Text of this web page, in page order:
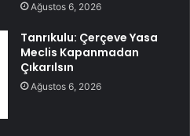
Ağustos 6, 2026
Tanrıkulu: Çerçeve Yasa
Meclis Kapanmadan
Çıkarılsın
Ağustos 6, 2026